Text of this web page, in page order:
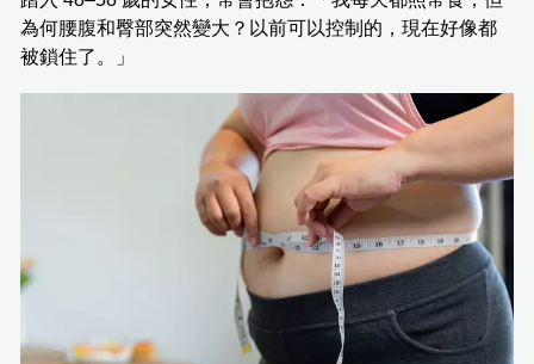
為何腰腹和臀部突然變大？以前可以控制的，現在好像都
被鎖住了。」